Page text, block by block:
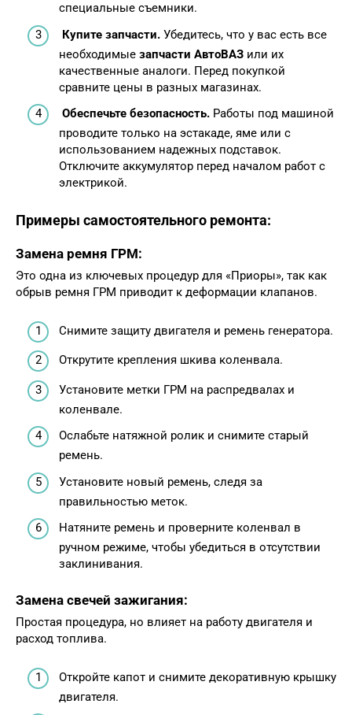
специальные съемники.
Купите запчасти. Убедитесь, что у вас есть все
необходимые запчасти АвтоВАЗ или их
качественные аналоги. Перед покупкой
сравните цены в разных магазинах.
Обеспечьте безопасность. Работы под машиной
проводите только на эстакаде, яме или с
использованием надежных подставок.
Отключите аккумулятор перед началом работ с
электрикой.
Примеры самостоятельного ремонта:
Замена ремня ГРМ:
Это одна из ключевых процедур для «Приоры», так как
обрыв ремня ГРМ приводит к деформации клапанов.
Снимите защиту двигателя и ремень генератора.
Открутите крепления шкива коленвала.
Установите метки ГРМ на распредвалах и
коленвале.
Ослабьте натяжной ролик и снимите старый
ремень.
Установите новый ремень, следя за
правильностью меток.
Натяните ремень и проверните коленвал в
ручном режиме, чтобы убедиться в отсутствии
заклинивания.
Замена свечей зажигания:
Простая процедура, но влияет на работу двигателя и
расход топлива.
Откройте капот и снимите декоративную крышку
двигателя.